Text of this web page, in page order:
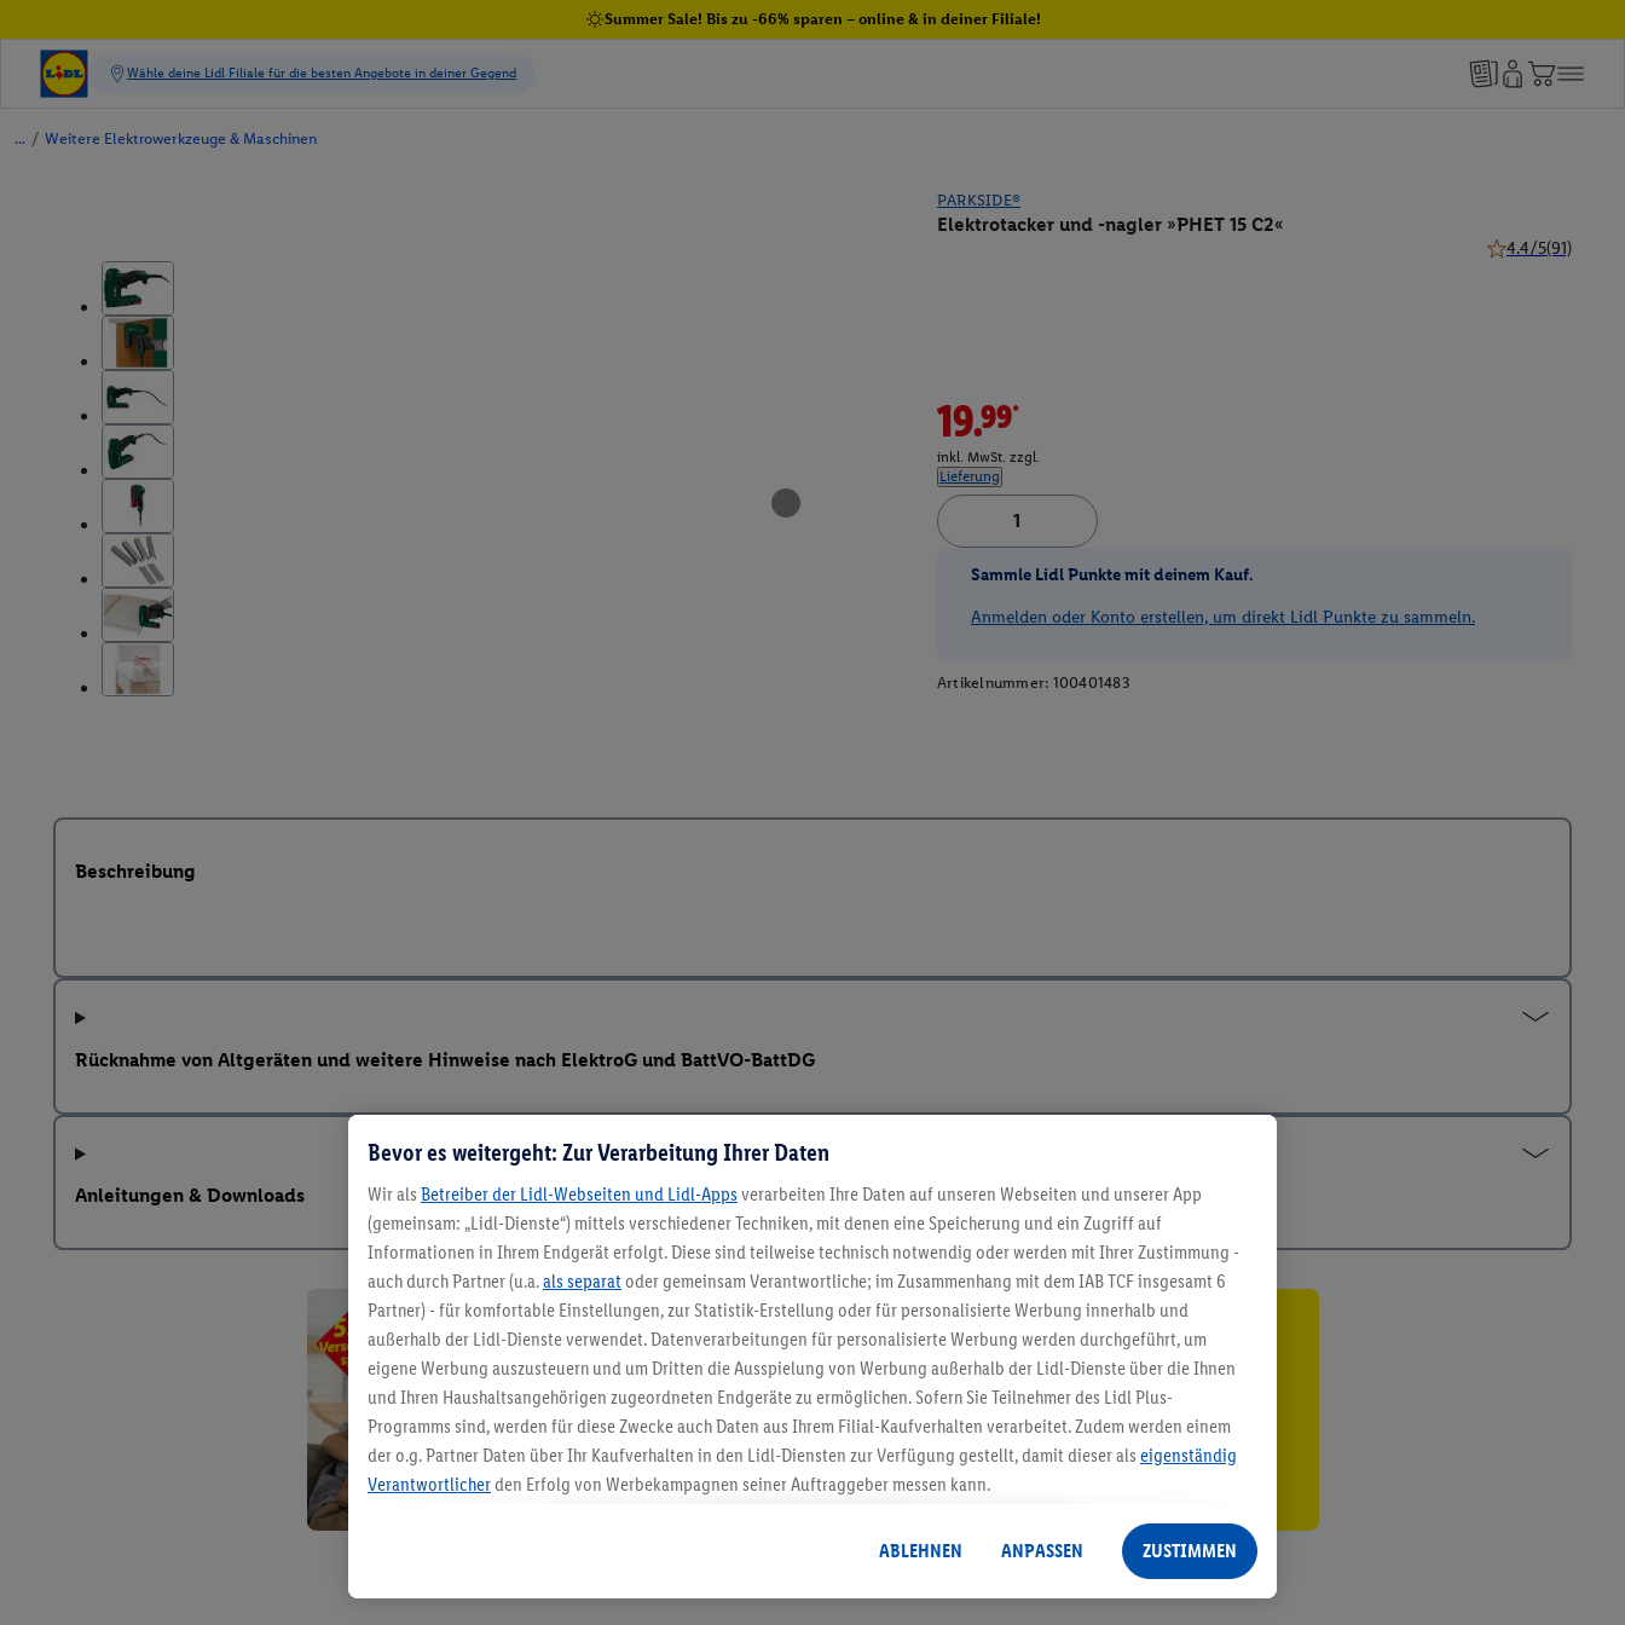
Summer Sale! Bis zu -66% sparen – online & in deiner Filiale!
/ Weitere Elektrowerkzeuge & Maschinen
PARKSIDE®
Elektrotacker und -nagler »PHET 15 C2«
4.4/5(91)
19.99*
inkl. MwSt. zzgl.
Lieferung
Sammle Lidl Punkte mit deinem Kauf.
Anmelden oder Konto erstellen, um direkt Lidl Punkte zu sammeln.
Artikelnummer: 100401483
Beschreibung
Rücknahme von Altgeräten und weitere Hinweise nach ElektroG und BattVO-BattDG
Anleitungen & Downloads
5.95 € Versand sparen³²ᵃ
Jetzt zum Newsletter anmelden
Gutschein sichern!
Bevor es weitergeht: Zur Verarbeitung Ihrer Daten
Wir als Betreiber der Lidl-Webseiten und Lidl-Apps verarbeiten Ihre Daten auf unseren Webseiten und unserer App
(gemeinsam: „Lidl-Dienste“) mittels verschiedener Techniken, mit denen eine Speicherung und ein Zugriff auf
Informationen in Ihrem Endgerät erfolgt. Diese sind teilweise technisch notwendig oder werden mit Ihrer Zustimmung -
auch durch Partner (u.a.als separat oder gemeinsam Verantwortliche; im Zusammenhang mit dem IAB TCF insgesamt 6
Partner) - für komfortable Einstellungen, zur Statistik-Erstellung oder für personalisierte Werbung innerhalb und
außerhalb der Lidl-Dienste verwendet. Datenverarbeitungen für personalisierte Werbung werden durchgeführt, um
eigene Werbung auszusteuern und um Dritten die Ausspielung von Werbung außerhalb der Lidl-Dienste über die Ihnen
und Ihren Haushaltsangehörigen zugeordneten Endgeräte zu ermöglichen. Sofern Sie Teilnehmer des Lidl Plus-
Programms sind, werden für diese Zwecke auch Daten aus Ihrem Filial-Kaufverhalten verarbeitet. Zudem werden einem
der o.g. Partner Daten über Ihr Kaufverhalten in den Lidl-Diensten zur Verfügung gestellt, damit dieser als eigenständig
Verantwortlicherden Erfolg von Werbekampagnen seiner Auftraggeber messen kann.
angereicherten Profilen. Dies umfasst die Zusammenführung von Daten (z.B. über Ihre Nutzung der Lidl-Dienste, Ihr
Kaufverhalten in den Lidl-Diensten, Informationen aus Ihrem Kundenkonto - z.B. Alter oder Geschlecht - sowie Ihre
genauen Standortdaten) auch über verschiedene Endgeräte und Lidl-Dienste hinweg einschließlich dem Speichern von
ABLEHNEN ANPASSEN ZUSTIMMEN